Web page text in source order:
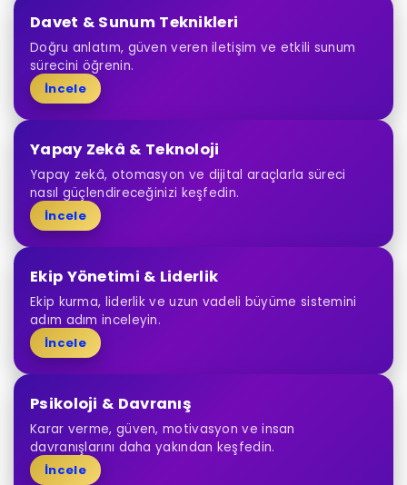
Davet & Sunum Teknikleri
Doğru anlatım, güven veren iletişim ve etkili sunum
sürecini öğrenin.
İncele
Yapay Zekâ & Teknoloji
Yapay zekâ, otomasyon ve dijital araçlarla süreci
nasıl güçlendireceğinizi keşfedin.
İncele
Ekip Yönetimi & Liderlik
Ekip kurma, liderlik ve uzun vadeli büyüme sistemini
adım adım inceleyin.
İncele
Psikoloji & Davranış
Karar verme, güven, motivasyon ve insan
davranışlarını daha yakından keşfedin.
İncele